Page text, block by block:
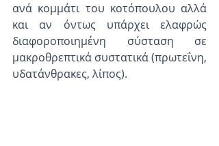
ανά κομμάτι του κοτόπουλου αλλά
και αν όντως υπάρχει ελαφρώς
διαφοροποιημένη σύσταση σε
μακροθρεπτικά συστατικά (πρωτεΐνη,
υδατάνθρακες, λίπος).